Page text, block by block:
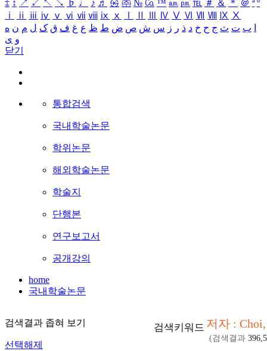
‡ ↕ ↗ ↙ ↖ ↘ ♭ ♩ ♪ ♬ ㉿ ㈜ № ㏇ ™ ㏂ ㏘ ℡ ＃ ＆ ＊ ＠ ª º
ⅰ
ⅱ ⅲ ⅳ ⅴ ⅵ ⅶ ⅷ ⅸ ⅹ Ⅳ Ⅴ Ⅵ Ⅶ Ⅷ Ⅸ Ⅹ
ب ت ث ج ح خ د ذ ر ز س ش ص ض ط ظ ع غ ف ق ک ل م ن ه
و ی
닫기
통합검색
국내학술논문
학위논문
해외학술논문
학술지
단행본
연구보고서
공개강의
home
국내학술논문
검색결과 좁혀 보기
선택해제
검색키워드 저자 :
(검색결과